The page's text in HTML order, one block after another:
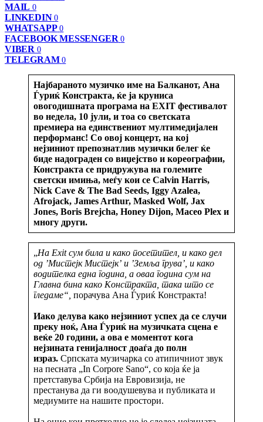
MAIL 0
LINKEDIN 0
WHATSAPP 0
FACEBOOK MESSENGER 0
VIBER 0
TELEGRAM 0
Најбараното музичко име на Балканот, Ана
Ѓуриќ Констракта, ќе ја круниса
овогодишната програма на EXIT фестивалот
во недела, 10 јули, и тоа со светската
премиера на единствениот мултимедијален
перформанс! Со овој концерт, на кој
нејзиниот препознатлив музички белег ќе
биде надограден со виџејство и кореографии,
Констракта се придружува на големите
светски имиња, меѓу кои се Calvin Harris,
Nick Cave & The Bad Seeds, Iggy Azalea,
Afrojack, James Arthur, Masked Wolf, Jax
Jones, Boris Brejcha, Honey Dijon, Maceo Plex и
многу други.
„На Exitсум била и како посетител, и како дел
од ’Мистејк Мистејк’ и ’Земља грува’, и како
водителка една година, а оваа година сум на
Главна бина како Констракта, така што се
гледаме“, порачува Ана Ѓуриќ Констракта!
Иако делува како нејзиниот успех да се случи
преку ноќ, Ана Ѓуриќ на музичката сцена е
веќе 20 години, а ова е моментот кога
нејзината генијалност доаѓа до полн
израз. Српската музичарка со атипичниот звук
на песната „In Corpore Sano“, со која ќе ја
претставува Србија на Евровизија, не
престанува да ги воодушевува и публиката и
медиумите на нашите простори.